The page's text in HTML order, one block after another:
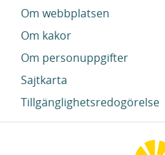
Om webbplatsen
Om kakor
Om personuppgifter
Sajtkarta
Tillgänglighetsredogörelse